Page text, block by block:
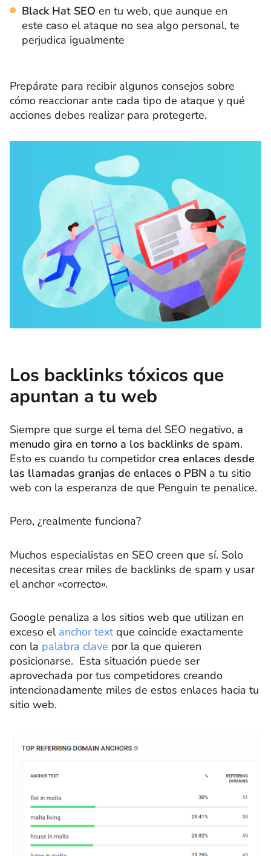
Black Hat SEO en tu web, que aunque en
este caso el ataque no sea algo personal, te
perjudica igualmente
Prepárate para recibir algunos consejos sobre
cómo reaccionar ante cada tipo de ataque y qué
acciones debes realizar para protegerte.
Los backlinks tóxicos que
apuntan a tu web
Siempre que surge el tema del SEO negativo, a
menudo gira en torno a los backlinks de spam.
Esto es cuando tu competidorcrea enlaces desde
las llamadas granjas de enlaces o PBN a tu sitio
web con la esperanza de que Penguin te penalice.
Pero, ¿realmente funciona?
Muchos especialistas en SEO creen que sí. Solo
necesitas crear miles de backlinks de spam y usar
el anchor «correcto».
Google penaliza a los sitios web que utilizan en
exceso el anchor textque coincide exactamente
con la palabra clave por la que quieren
posicionarse. Esta situación puede ser
aprovechada por tus competidores creando
intencionadamente miles de estos enlaces hacia tu
sitio web.